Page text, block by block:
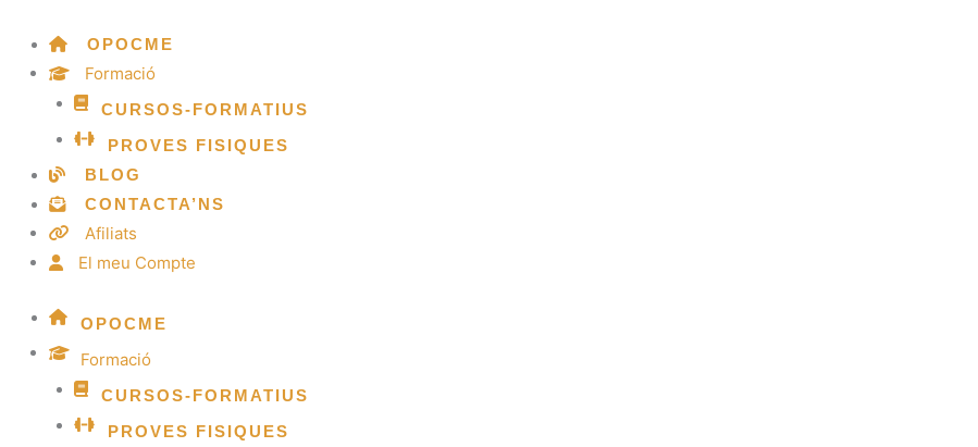
contingut
OPOCME
Formació
CURSOS-FORMATIUS
PROVES FISIQUES
BLOG
CONTACTA’NS
Afiliats
El meu Compte
OPOCME
Formació
CURSOS-FORMATIUS
PROVES FISIQUES